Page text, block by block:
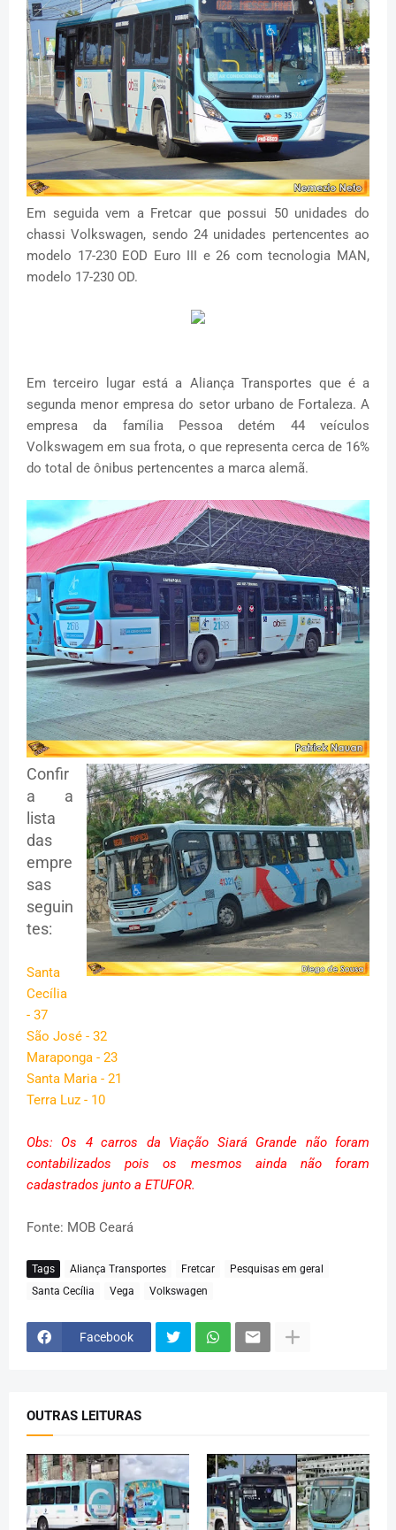
Em seguida vem a Fretcar que possui 50 unidades do
chassi Volkswagen, sendo 24 unidades pertencentes ao
modelo 17-230 EOD Euro III e 26 com tecnologia MAN,
modelo 17-230 OD.
Em terceiro lugar está a Aliança Transportes que é a
segunda menor empresa do setor urbano de Fortaleza. A
empresa da família Pessoa detém 44 veículos
Volkswagem em sua frota, o que representa cerca de 16%
do total de ônibus pertencentes a marca alemã.
Confir
a a
lista
das
empre
sas
seguin
tes:
Santa
Cecília
- 37
São José - 32
Maraponga - 23
Santa Maria - 21
Terra Luz - 10
Obs: Os 4 carros da Viação Siará Grande não foram
contabilizados pois os mesmos ainda não foram
cadastrados junto a ETUFOR.
Fonte: MOB Ceará
Tags Aliança Transportes Fretcar
Pesquisas em geral
Santa Cecília
Vega Volkswagen
Facebook
OUTRAS LEITURAS